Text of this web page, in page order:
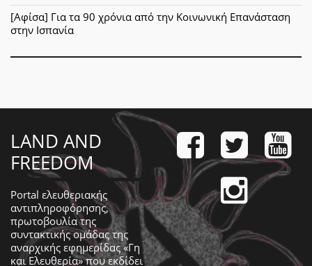
[Αφίσα] Για τα 90 χρόνια από την Κοινωνική Επανάσταση
στην Ισπανία
LAND AND
FREEDOM
Portal ελευθεριακής
αντιπληροφόρησης,
πρωτοβουλία της
συντακτικής ομάδας της
αναρχικής εφημερίδας «Γη
και Ελευθερία» που εκδίδει